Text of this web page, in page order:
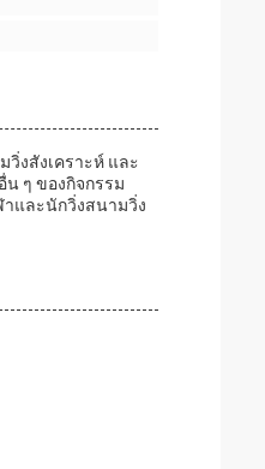
งสังเคราะห์ และ
ๆ ของกิจกรรม
และนักวิ่งสนามวิ่ง